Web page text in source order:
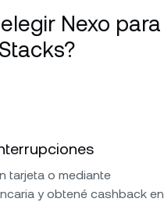
Nexo para
tarjeta o mediante
y obtené cashback en